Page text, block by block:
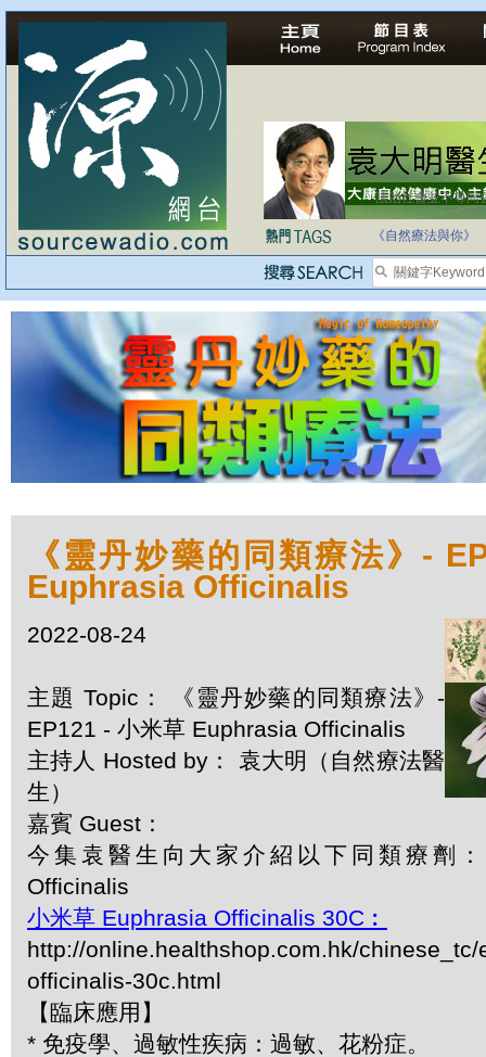
法治社會並不等同
自家教育合法化-
《自然療法與你》
《靈丹妙藥的同類療法》-
Euphrasia Officinalis
2022-08-24
主題 Topic： 《靈丹妙藥的同類療法》-
EP121 - 小米草 Euphrasia Officinalis
主持人 Hosted by： 袁大明（自然療法醫
生）
嘉賓 Guest：
今集袁醫生向大家介紹以下同類療劑
Officinalis
小米草 Euphrasia Officinalis 30C︰
http://online.healthshop.com.hk/chinese_tc/
officinalis-30c.html
【臨床應用】
* 免疫學、過敏性疾病：過敏、花粉症。